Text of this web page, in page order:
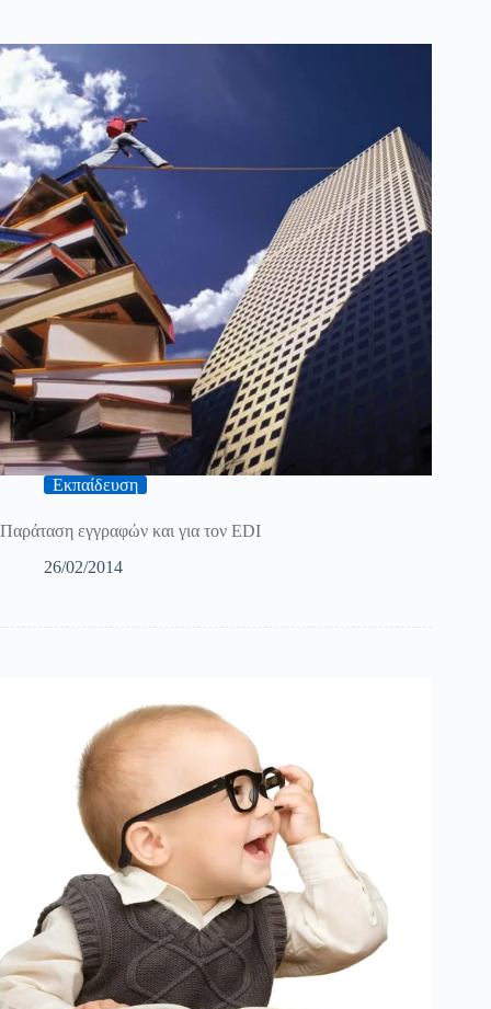
Εκπαίδευση
Παράταση εγγραφών και για τον EDI
26/02/2014